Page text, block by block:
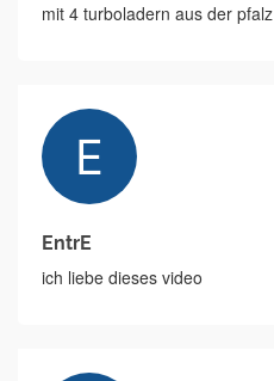
mit 4 turboladern aus der pfalz
EntrE
ich liebe dieses video